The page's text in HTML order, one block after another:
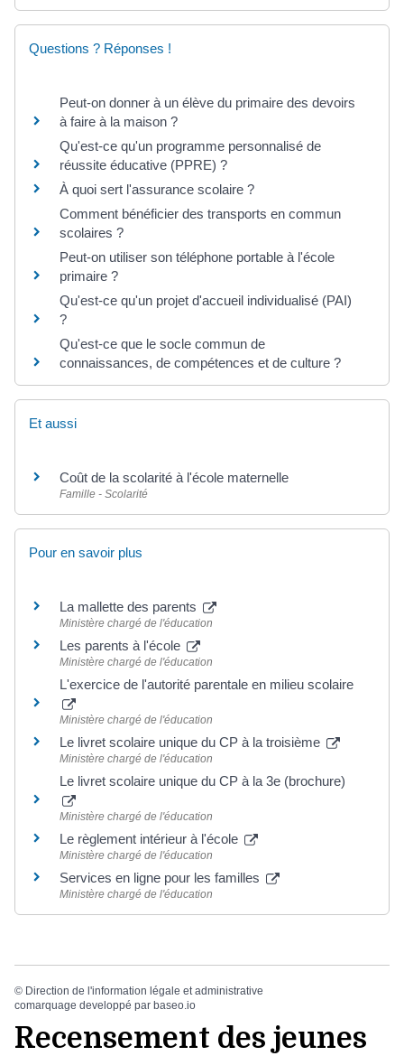
Questions ? Réponses !
Peut-on donner à un élève du primaire des devoirs
à faire à la maison ?
Qu'est-ce qu'un programme personnalisé de
réussite éducative (PPRE) ?
À quoi sert l'assurance scolaire ?
Comment bénéficier des transports en commun
scolaires ?
Peut-on utiliser son téléphone portable à l'école
primaire ?
Qu'est-ce qu'un projet d'accueil individualisé (PAI)
?
Qu'est-ce que le socle commun de
connaissances, de compétences et de culture ?
Et aussi
Coût de la scolarité à l'école maternelle
Famille - Scolarité
Pour en savoir plus
La mallette des parents
Ministère chargé de l'éducation
Les parents à l'école
Ministère chargé de l'éducation
L'exercice de l'autorité parentale en milieu scolaire
Ministère chargé de l'éducation
Le livret scolaire unique du CP à la troisième
Ministère chargé de l'éducation
Le livret scolaire unique du CP à la 3e (brochure)
Ministère chargé de l'éducation
Le règlement intérieur à l'école
Ministère chargé de l'éducation
Services en ligne pour les familles
Ministère chargé de l'éducation
© Direction de l'information légale et administrative
comarquage developpé par baseo.io
Recensement des jeunes